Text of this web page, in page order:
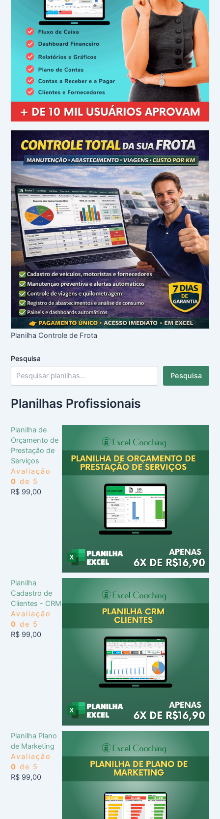
Planilha Controle de Frota
Pesquisa
Pesquisa
Planilhas Profissionais
Planilha de
Orçamento de
Prestação de
Serviços
Avaliação
0 de 5
R$ 99,00
Planilha
Cadastro de
Clientes - CRM
Avaliação
0 de 5
R$ 99,00
Planilha Plano
de Marketing
Avaliação
0 de 5
R$ 99,00